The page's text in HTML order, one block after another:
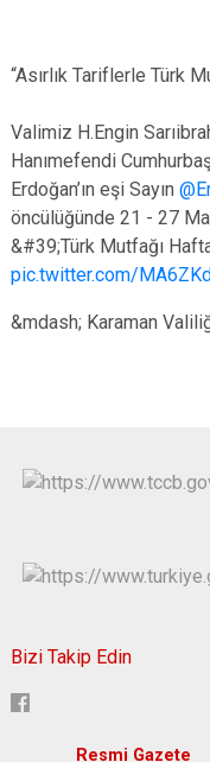
“Asırlık Tariflerle Türk
Valimiz H.Engin
Hanımefendi
Erdoğan’ın eşi Sayın
öncülüğünde 21 - 27
&#39;Türk Mutfağı
pic.twitter.com/
&mdash; Karaman
Bizi Takip Edin
Resmi Gazete